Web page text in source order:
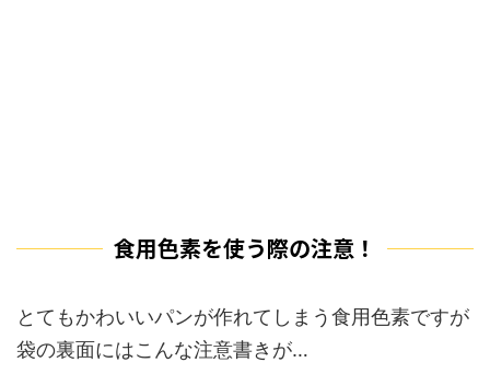
食用色素を使う際の注意！
とてもかわいいパンが作れてしまう食用色素ですが
袋の裏面にはこんな注意書きが…